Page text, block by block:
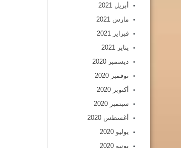
أبريل 2021
مارس 2021
فبراير 2021
يناير 2021
ديسمبر 2020
نوفمبر 2020
أكتوبر 2020
سبتمبر 2020
أغسطس 2020
يوليو 2020
يونيو 2020